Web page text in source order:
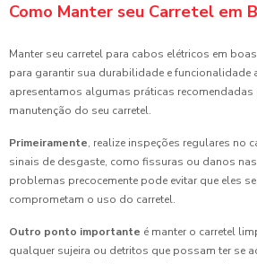
Como Manter seu Carretel em
Manter seu carretel para cabos elétricos em
para garantir sua durabilidade e funcionalidade
apresentamos algumas práticas recomendadas
manutenção do seu carretel.
Primeiramente, realize inspeções regulares no
sinais de desgaste, como fissuras ou danos
problemas precocemente pode evitar que eles
comprometam o uso do carretel.
Outro ponto importante é manter o carretel
qualquer sujeira ou detritos que possam ter se